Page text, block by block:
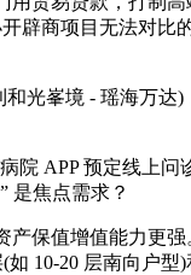
商项目无法对比
光峯境 - 瑶海万达)
APP 预定线上问
是焦点需求？
保值增值能力更强
10-20 层南向户